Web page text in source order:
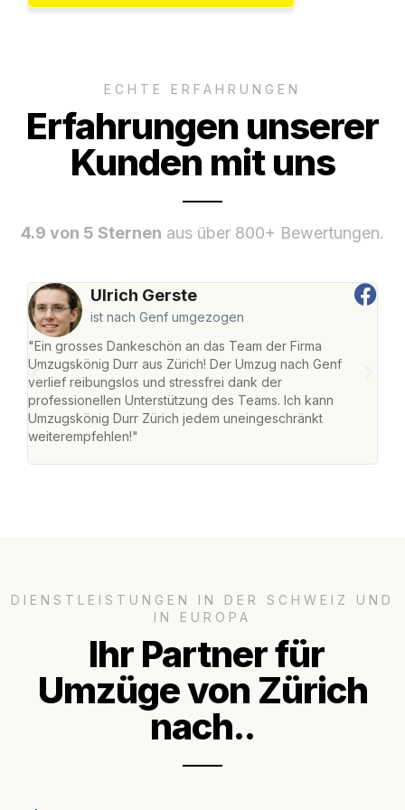
ECHTE ERFAHRUNGEN
Erfahrungen unserer
Kunden mit uns
4.9 von 5 Sternen aus über 800+ Bewertungen.
Ulrich Gerste
ist nach Genf umgezogen
"Ein grosses Dankeschön an das Team der Firma
Umzugskönig Durr aus Zürich! Der Umzug nach Genf
verlief reibungslos und stressfrei dank der
professionellen Unterstützung des Teams. Ich kann
Umzugskönig Durr Zürich jedem uneingeschränkt
weiterempfehlen!"
DIENSTLEISTUNGEN IN DER SCHWEIZ UND
IN EUROPA
Ihr Partner für
Umzüge von Zürich
nach..